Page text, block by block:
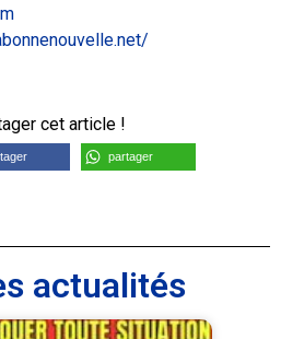
cet article !
partager
actualités